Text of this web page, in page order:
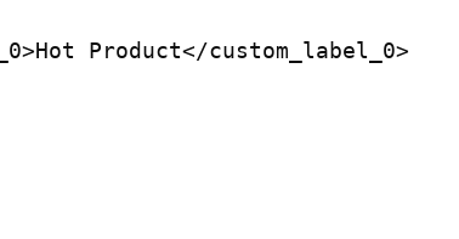
Product</custom_label_0>